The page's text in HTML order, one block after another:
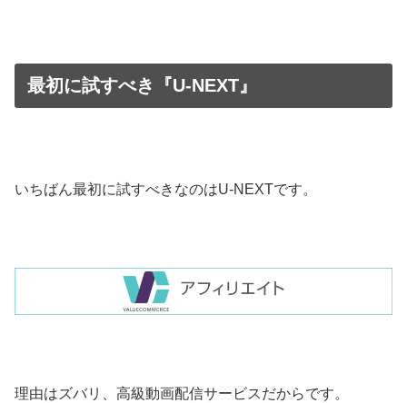
最初に試すべき『U-NEXT』
いちばん最初に試すべきなのはU-NEXTです。
理由はズバリ、高級動画配信サービスだからです。